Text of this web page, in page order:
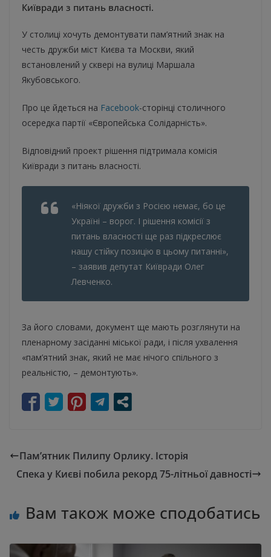
Київради з питань власності.
У столиці хочуть демонтувати пам’ятний знак на
честь дружби міст Києва та Москви, який
встановлений у сквері на вулиці Маршала
Якубовського.
Про це йдеться на Facebook-сторінці столичного
осередка партії «Європейська Солідарність».
Відповідний проект рішення підтримала комісія
Київради з питань власності.
«Ніякої дружби з Росією немає, бо це
Україні – ворог. І рішення комісії з
питань власності ще раз підкреслює
нашу стійку позицію в цьому питанні»,
– заявив депутат Київради Олег
Левченко.
За його словами, документ ще мають розглянути на
пленарному засіданні міської ради, і після ухвалення
«пам’ятний знак, який не має нічого спільного з
реальністю, – демонтують».
Пам’ятник Пилипу Орлику. Історія
Спека у Києві побила рекорд 75-літньої давності
Вам також може сподобатись